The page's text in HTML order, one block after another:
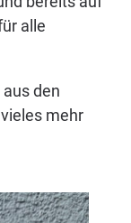
alle
den
mehr